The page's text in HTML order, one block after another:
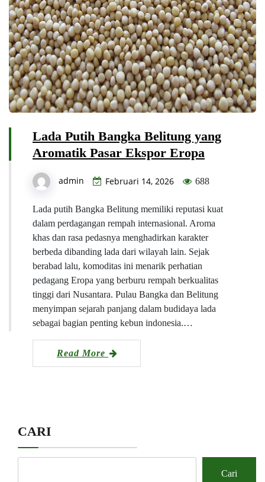
Lada Putih Bangka Belitung yang
Aromatik Pasar Ekspor Eropa
admin Februari 14, 2026 688
Lada putih Bangka Belitung memiliki reputasi kuat
dalam perdagangan rempah internasional. Aroma
khas dan rasa pedasnya menghadirkan karakter
berbeda dibanding lada dari wilayah lain. Sejak
berabad lalu, komoditas ini menarik perhatian
pedagang Eropa yang berburu rempah berkualitas
tinggi dari Nusantara. Pulau Bangka dan Belitung
menyimpan sejarah panjang dalam budidaya lada
sebagai bagian penting kebun indonesia.…
Read More
CARI
Cari